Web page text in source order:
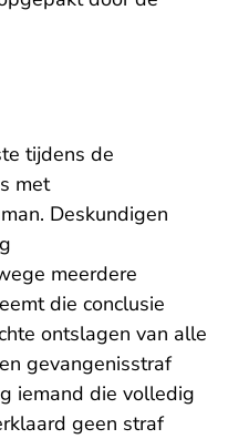
tijdens de
met
Deskundigen
meerdere
die conclusie
ontslagen van alle
gevangenisstraf
iemand die volledig
geen straf